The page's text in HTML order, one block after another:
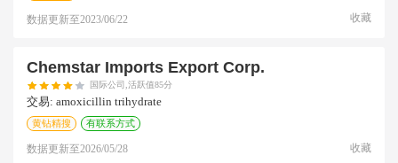
数据更新至2023/06/22 收藏
Chemstar Imports Export Corp.
国际公司,活跃值85分
交易: amoxicillin trihydrate
黄钻精搜 有联系方式
数据更新至2026/05/28 收藏